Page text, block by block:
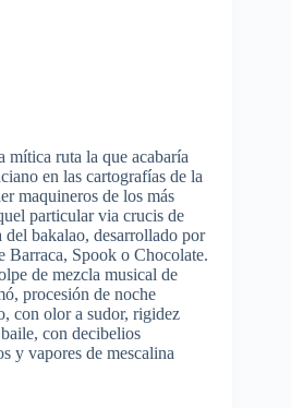
mítica ruta la que acabaría
en las cartografías de la
maquineros de los más
particular via crucis de
bakalao, desarrollado por
Barraca, Spook o Chocolate.
de mezcla musical de
procesión de noche
con olor a sudor, rigidez
con decibelios
y vapores de mescalina